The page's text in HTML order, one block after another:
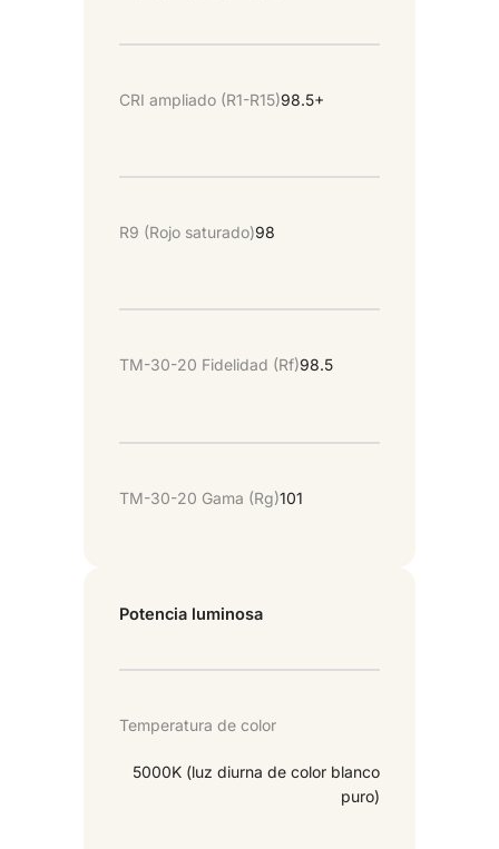
CRI ampliado (R1-R15)98.5+
R9 (Rojo saturado)98
TM-30-20 Fidelidad (Rf)98.5
TM-30-20 Gama (Rg)101
Potencia luminosa
Temperatura de color
5000K (luz diurna de color blanco
puro)